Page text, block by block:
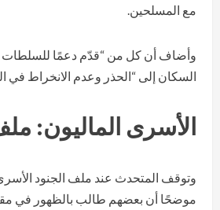
مع المسلحين.
وأضاف أن كل من “قدّم دعمًا للسلطات
السكان إلى “الحذر وعدم الانخراط في
الأسرى الماليون:
وتوقف المتحدث عند ملف الجنود
موضحًا أن بعضهم طالب بالظهور في